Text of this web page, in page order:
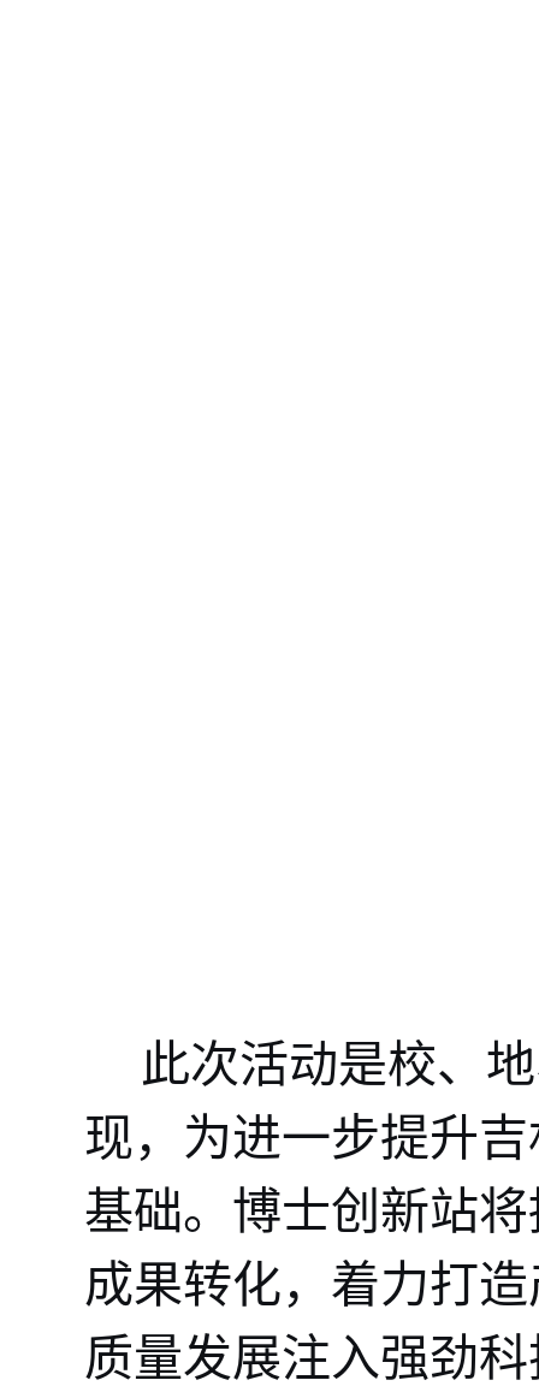
此次活动是校、
现，为进一步提升
基础。博士创新站
成果转化，着力打
质量发展注入强劲